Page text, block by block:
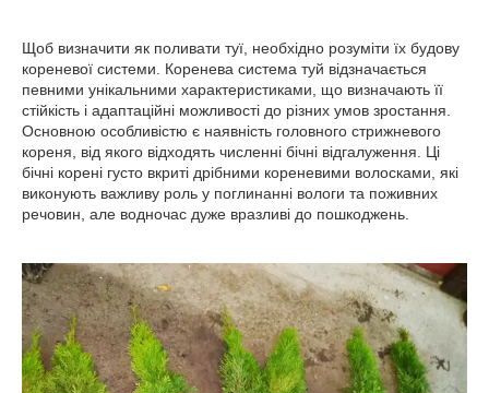
Щоб визначити як поливати туї, необхідно розуміти їх будову
кореневої системи. Коренева система туй відзначається
певними унікальними характеристиками, що визначають її
стійкість і адаптаційні можливості до різних умов зростання.
Основною особливістю є наявність головного стрижневого
кореня, від якого відходять численні бічні відгалуження. Ці
бічні корені густо вкриті дрібними кореневими волосками, які
виконують важливу роль у поглинанні вологи та поживних
речовин, але водночас дуже вразливі до пошкоджень.